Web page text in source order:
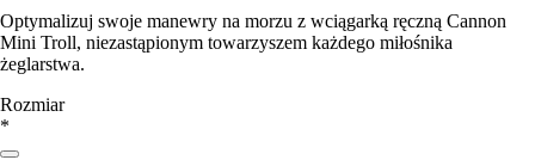
Optymalizuj swoje manewry na morzu z wciągarką ręczną Cannon
Mini Troll, niezastąpionym towarzyszem każdego miłośnika
żeglarstwa.
Rozmiar
*